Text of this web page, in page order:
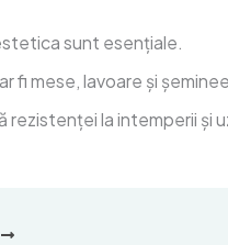
sunt esențiale.
fi mese, lavoare și
rezistenței la intemperii și